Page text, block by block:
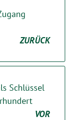
ZURÜCK
Schlüssel
VOR